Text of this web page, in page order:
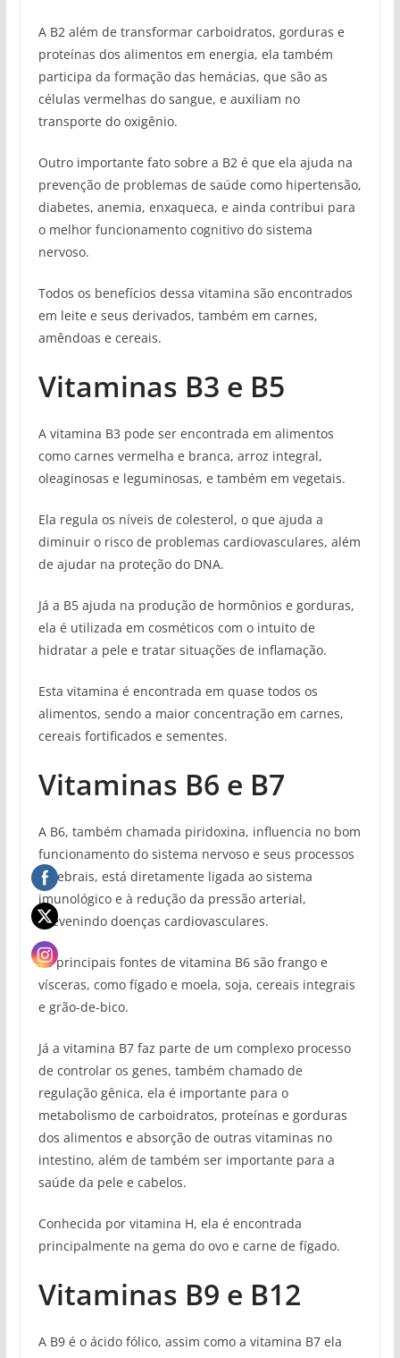
A B2 além de transformar carboidratos, gorduras e
proteínas dos alimentos em energia, ela também
participa da formação das hemácias, que são as
células vermelhas do sangue, e auxiliam no
transporte do oxigênio.
Outro importante fato sobre a B2 é que ela ajuda na
prevenção de problemas de saúde como hipertensão,
diabetes, anemia, enxaqueca, e ainda contribui para
o melhor funcionamento cognitivo do sistema
nervoso.
Todos os benefícios dessa vitamina são encontrados
em leite e seus derivados, também em carnes,
amêndoas e cereais.
Vitaminas B3 e B5
A vitamina B3 pode ser encontrada em alimentos
como carnes vermelha e branca, arroz integral,
oleaginosas e leguminosas, e também em vegetais.
Ela regula os níveis de colesterol, o que ajuda a
diminuir o risco de problemas cardiovasculares, além
de ajudar na proteção do DNA.
Já a B5 ajuda na produção de hormônios e gorduras,
ela é utilizada em cosméticos com o intuito de
hidratar a pele e tratar situações de inflamação.
Esta vitamina é encontrada em quase todos os
alimentos, sendo a maior concentração em carnes,
cereais fortificados e sementes.
Vitaminas B6 e B7
A B6, também chamada piridoxina, influencia no bom
funcionamento do sistema nervoso e seus processos
cerebrais, está diretamente ligada ao sistema
imunológico e à redução da pressão arterial,
prevenindo doenças cardiovasculares.
As principais fontes de vitamina B6 são frango e
vísceras, como fígado e moela, soja, cereais integrais
e grão-de-bico.
Já a vitamina B7 faz parte de um complexo processo
de controlar os genes, também chamado de
regulação gênica, ela é importante para o
metabolismo de carboidratos, proteínas e gorduras
dos alimentos e absorção de outras vitaminas no
intestino, além de também ser importante para a
saúde da pele e cabelos.
Conhecida por vitamina H, ela é encontrada
principalmente na gema do ovo e carne de fígado.
Vitaminas B9 e B12
A B9 é o ácido fólico, assim como a vitamina B7 ela